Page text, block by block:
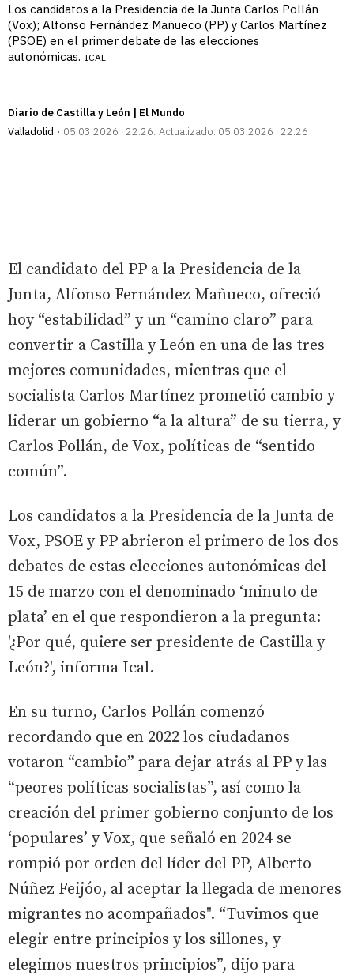
Los candidatos a la Presidencia de la Junta Carlos Pollán
(Vox); Alfonso Fernández Mañueco (PP) y Carlos Martínez
(PSOE) en el primer debate de las elecciones
autonómicas. ICAL
Diario de Castilla y León | El Mundo
Valladolid
05.03.2026 | 22:26 Actualizado: 05.03.2026 | 22:26
El candidato del PP a la Presidencia de la
Junta, Alfonso Fernández Mañueco, ofreció
hoy “estabilidad” y un “camino claro” para
convertir a Castilla y León en una de las tres
mejores comunidades, mientras que el
socialista Carlos Martínez prometió cambio y
liderar un gobierno “a la altura” de su tierra, y
Carlos Pollán, de Vox, políticas de “sentido
común”.
Los candidatos a la Presidencia de la Junta de
Vox, PSOE y PP abrieron el primero de los dos
debates de estas elecciones autonómicas del
15 de marzo con el denominado ‘minuto de
plata’ en el que respondieron a la pregunta:
'¿Por qué, quiere ser presidente de Castilla y
León?', informa Ical.
En su turno, Carlos Pollán comenzó
recordando que en 2022 los ciudadanos
votaron “cambio” para dejar atrás al PP y las
“peores políticas socialistas”, así como la
creación del primer gobierno conjunto de los
‘populares’ y Vox, que señaló en 2024 se
rompió por orden del líder del PP, Alberto
Núñez Feijóo, al aceptar la llegada de menores
migrantes no acompañados". “Tuvimos que
elegir entre principios y los sillones, y
elegimos nuestros principios”, dijo para